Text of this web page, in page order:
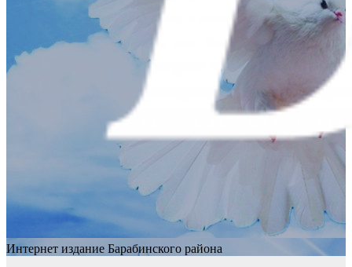
Интернет издание Барабинского района